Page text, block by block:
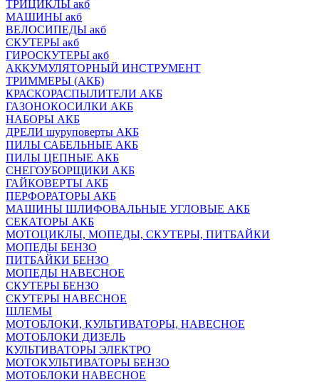
ТРИЦИКЛЫ акб
МАШИНЫ акб
ВЕЛОСИПЕДЫ акб
СКУТЕРЫ акб
ГИРОСКУТЕРЫ акб
АККУМУЛЯТОРНЫЙ ИНСТРУМЕНТ
ТРИММЕРЫ (АКБ)
КРАСКОРАСПЫЛИТЕЛИ АКБ
ГАЗОНОКОСИЛКИ АКБ
НАБОРЫ АКБ
ДРЕЛИ шуруповерты АКБ
ПИЛЫ САБЕЛЬНЫЕ АКБ
ПИЛЫ ЦЕПНЫЕ АКБ
СНЕГОУБОРЩИКИ АКБ
ГАЙКОВЕРТЫ АКБ
ПЕРФОРАТОРЫ АКБ
МАШИНЫ ШЛИФОВАЛЬНЫЕ УГЛОВЫЕ АКБ
СЕКАТОРЫ АКБ
МОТОЦИКЛЫ, МОПЕДЫ, СКУТЕРЫ, ПИТБАЙКИ
МОПЕДЫ БЕНЗО
ПИТБАЙКИ БЕНЗО
МОПЕДЫ НАВЕСНОЕ
СКУТЕРЫ БЕНЗО
СКУТЕРЫ НАВЕСНОЕ
ШЛЕМЫ
МОТОБЛОКИ, КУЛЬТИВАТОРЫ, НАВЕСНОЕ
МОТОБЛОКИ ДИЗЕЛЬ
КУЛЬТИВАТОРЫ ЭЛЕКТРО
МОТОКУЛЬТИВАТОРЫ БЕНЗО
МОТОБЛОКИ НАВЕСНОЕ